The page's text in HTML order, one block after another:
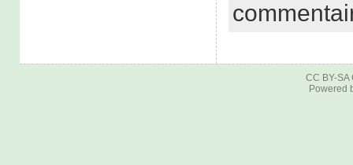
CC BY-SA
Powered